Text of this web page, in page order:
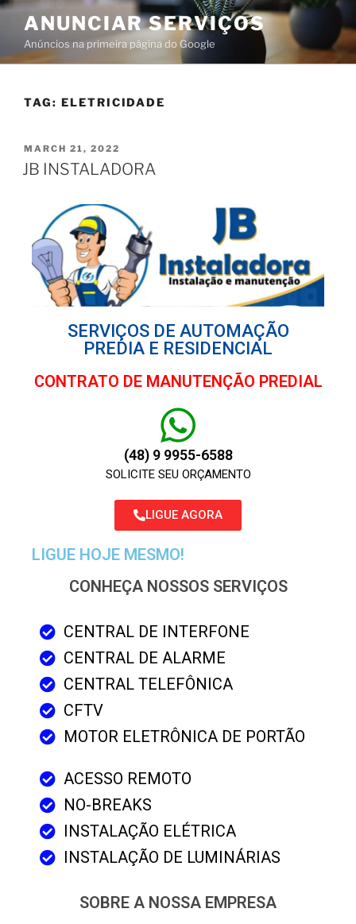
ANUNCIAR SERVIÇOS
Anúncios na primeira página do Google
TAG: ELETRICIDADE
MARCH 21, 2022
JB INSTALADORA
SERVIÇOS DE AUTOMAÇÃO
PREDIA E RESIDENCIAL
CONTRATO DE MANUTENÇÃO PREDIAL
(48) 9 9955-6588
SOLICITE SEU ORÇAMENTO
LIGUE AGORA
LIGUE HOJE MESMO!
CONHEÇA NOSSOS SERVIÇOS
CENTRAL DE INTERFONE
CENTRAL DE ALARME
CENTRAL TELEFÔNICA
CFTV
MOTOR ELETRÔNICA DE PORTÃO
ACESSO REMOTO
NO-BREAKS
INSTALAÇÃO ELÉTRICA
INSTALAÇÃO DE LUMINÁRIAS
SOBRE A NOSSA EMPRESA